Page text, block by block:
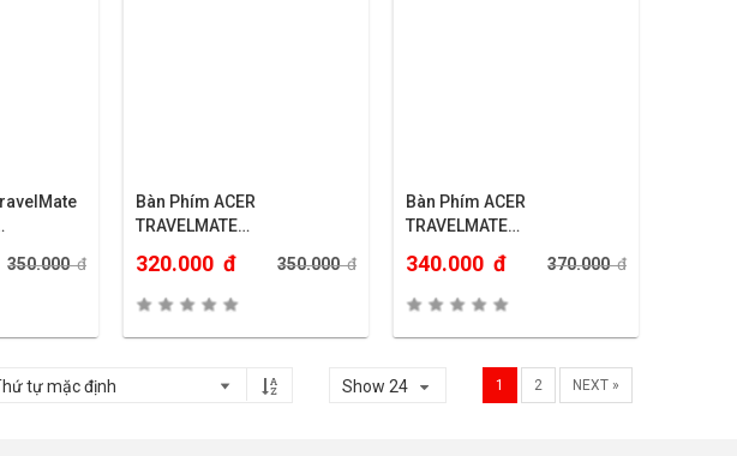
350.000đ
Bàn Phím ACER
TRAVELMATE
320.000 đ 350.000đ
Bàn Phím ACER
TRAVELMATE
340.000 đ 370.000đ
1 2 NEXT »
Show 24